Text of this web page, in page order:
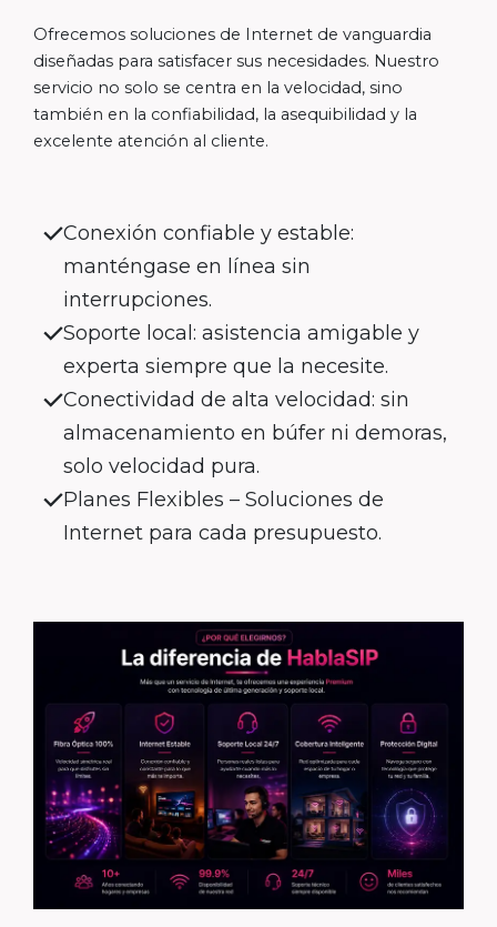
Ofrecemos soluciones de Internet de vanguardia
diseñadas para satisfacer sus necesidades. Nuestro
servicio no solo se centra en la velocidad, sino
también en la confiabilidad, la asequibilidad y la
excelente atención al cliente.
Conexión confiable y estable:
manténgase en línea sin
interrupciones.
Soporte local: asistencia amigable y
experta siempre que la necesite.
Conectividad de alta velocidad: sin
almacenamiento en búfer ni demoras,
solo velocidad pura.
Planes Flexibles – Soluciones de
Internet para cada presupuesto.